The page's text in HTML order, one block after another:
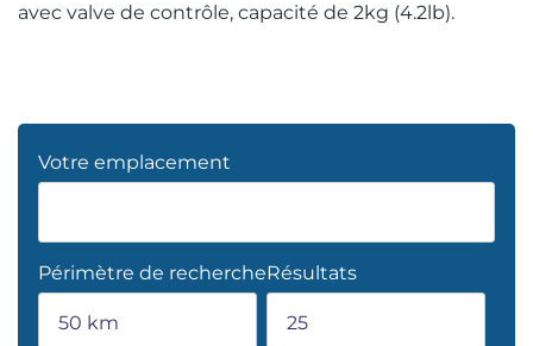
avec valve de contrôle, capacité de 2kg (4.2lb).
Votre emplacement
Périmètre de rechercheRésultats